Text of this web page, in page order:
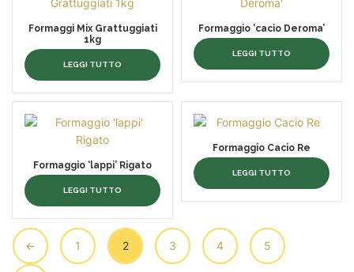
Formaggi Mix Grattuggiati
1kg
LEGGI TUTTO
Formaggio ‘cacio Deroma’
LEGGI TUTTO
Formaggio ‘lappi’ Rigato
LEGGI TUTTO
Formaggio Cacio Re
LEGGI TUTTO
← 1 2 3 4 5